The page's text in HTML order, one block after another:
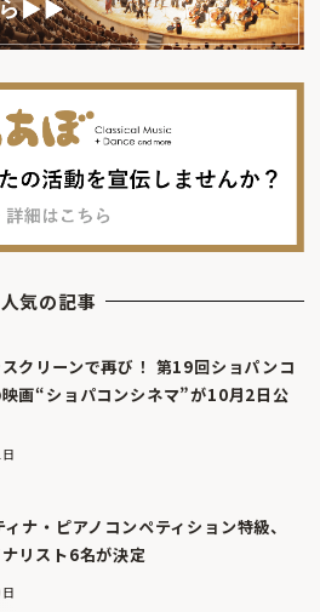
人気の記事
クリーンで再び！ 第19回ショパンコ
画“ショパコンシネマ”が10月2日公
ナ・ピアノコンペティション特級、
リスト6名が決定